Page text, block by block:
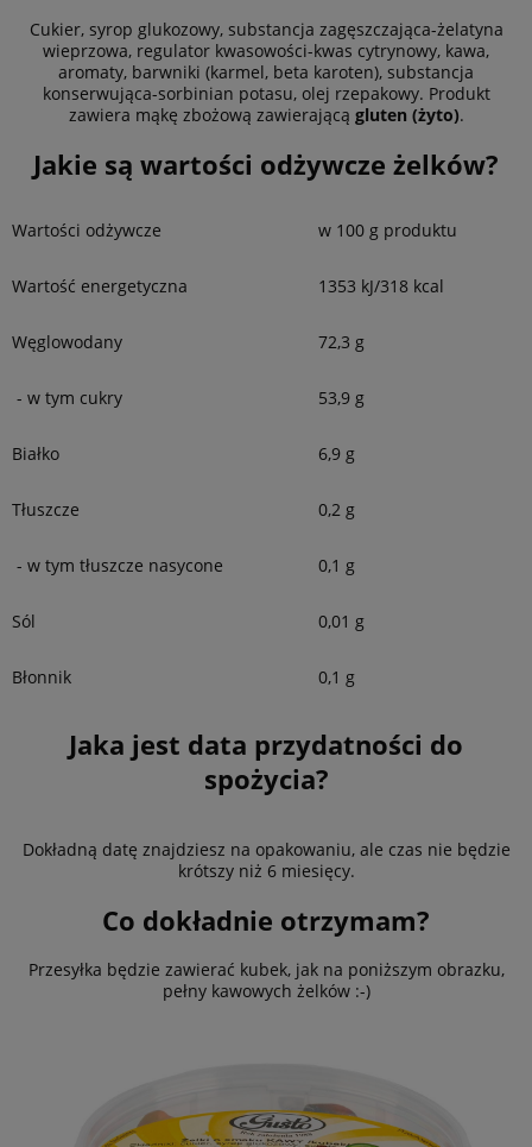
Cukier, syrop glukozowy, substancja zagęszczająca-żelatyna
wieprzowa, regulator kwasowości-kwas cytrynowy, kawa,
aromaty, barwniki (karmel, beta karoten), substancja
konserwująca-sorbinian potasu, olej rzepakowy. Produkt
zawiera mąkę zbożową zawierającą gluten (żyto).
Jakie są wartości odżywcze żelków?
Wartości odżywcze w 100 g produktu
Wartość energetyczna 1353 kJ/318 kcal
Węglowodany 72,3 g
- w tym cukry 53,9 g
Białko 6,9 g
Tłuszcze 0,2 g
- w tym tłuszcze nasycone 0,1 g
Sól 0,01 g
Błonnik 0,1 g
Jaka jest data przydatności do
spożycia?
Dokładną datę znajdziesz na opakowaniu, ale czas nie będzie
krótszy niż 6 miesięcy.
Co dokładnie otrzymam?
Przesyłka będzie zawierać kubek, jak na poniższym obrazku,
pełny kawowych żelków :-)